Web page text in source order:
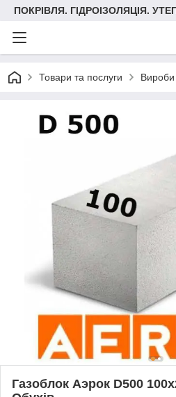
ПОКРІВЛЯ. ГІДРОІЗОЛЯЦІЯ.
Товари та послуги Вироби
Газоблок Аэрок D500